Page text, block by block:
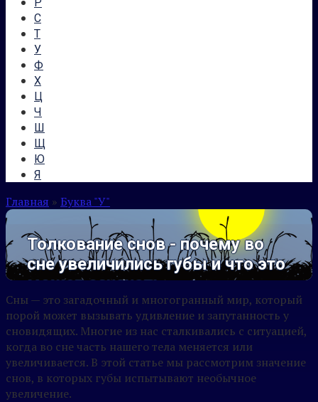
С
Т
У
Ф
Х
Ц
Ч
Ш
Щ
Ю
Я
Главная » Буква "У"
Толкование снов - почему во
сне увеличились губы и что это
может означать
Сны — это загадочный и многогранный мир, который
порой может вызывать удивление и запутанность у
сновидящих. Многие из нас сталкивались с ситуацией,
когда во сне часть нашего тела меняется или
увеличивается. В этой статье мы рассмотрим значение
снов, в которых губы испытывают необычное
увеличение.